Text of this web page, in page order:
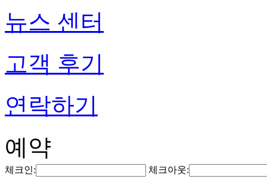
뉴스 센터
고객 후기
연락하기
예약
체크인: 체크아웃: